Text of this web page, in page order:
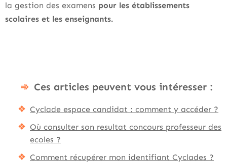
la gestion des examens pour les établissements
scolaires et les enseignants.
Ces articles peuvent vous intéresser :
Cyclade espace candidat : comment y accéder ?
Où consulter son resultat concours professeur des
ecoles ?
Comment récupérer mon identifiant Cyclades ?